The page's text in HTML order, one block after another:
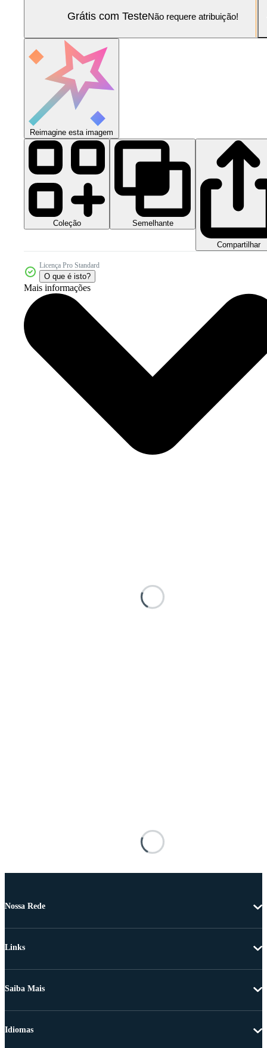
Grátis com TesteNão requere atribuição!
Reimagine esta imagem
Coleção Semelhante
Compartilhar
Licença Pro Standard
O que é isto?
Mais informações
Nossa Rede
Links
Saiba Mais
Idiomas